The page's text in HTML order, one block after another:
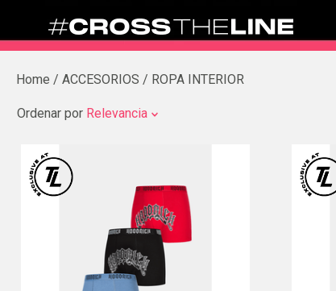
ACCESORIOS ROPA INTERIOR
Ordenar por Relevancia